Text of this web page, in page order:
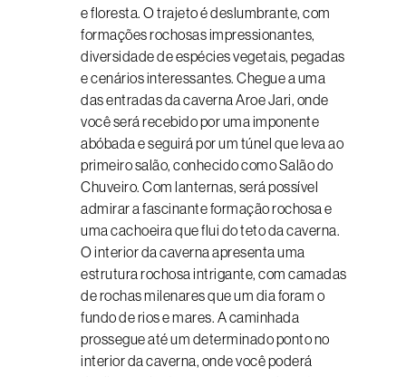
e floresta. O trajeto é deslumbrante, com
formações rochosas impressionantes,
diversidade de espécies vegetais, pegadas
e cenários interessantes. Chegue a uma
das entradas da caverna Aroe Jari, onde
você será recebido por uma imponente
abóbada e seguirá por um túnel que leva ao
primeiro salão, conhecido como Salão do
Chuveiro. Com lanternas, será possível
admirar a fascinante formação rochosa e
uma cachoeira que flui do teto da caverna.
O interior da caverna apresenta uma
estrutura rochosa intrigante, com camadas
de rochas milenares que um dia foram o
fundo de rios e mares. A caminhada
prossegue até um determinado ponto no
interior da caverna, onde você poderá